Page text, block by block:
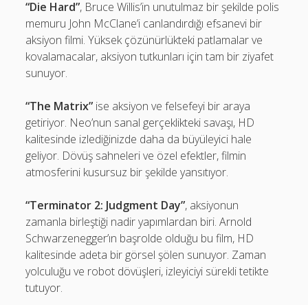
“Die Hard”, Bruce Willis’in unutulmaz bir şekilde polis
memuru John McClane’i canlandırdığı efsanevi bir
aksiyon filmi. Yüksek çözünürlükteki patlamalar ve
kovalamacalar, aksiyon tutkunları için tam bir ziyafet
sunuyor.
“The Matrix” ise aksiyon ve felsefeyi bir araya
getiriyor. Neo’nun sanal gerçeklikteki savaşı, HD
kalitesinde izlediğinizde daha da büyüleyici hale
geliyor. Dövüş sahneleri ve özel efektler, filmin
atmosferini kusursuz bir şekilde yansıtıyor.
“Terminator 2: Judgment Day”, aksiyonun
zamanla birleştiği nadir yapımlardan biri. Arnold
Schwarzenegger’ın başrolde olduğu bu film, HD
kalitesinde adeta bir görsel şölen sunuyor. Zaman
yolculuğu ve robot dövüşleri, izleyiciyi sürekli tetikte
tutuyor.